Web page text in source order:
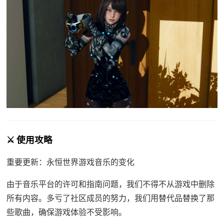
⚔️ 使用攻略
重要更新：永恒世界游戏音乐的变化
由于音乐平台的许可和指南问题，我们不得不从游戏中删除
所有内容。多亏了社区成员的努力，我们用替代品替换了那
些歌曲，确保游戏体验不受影响。